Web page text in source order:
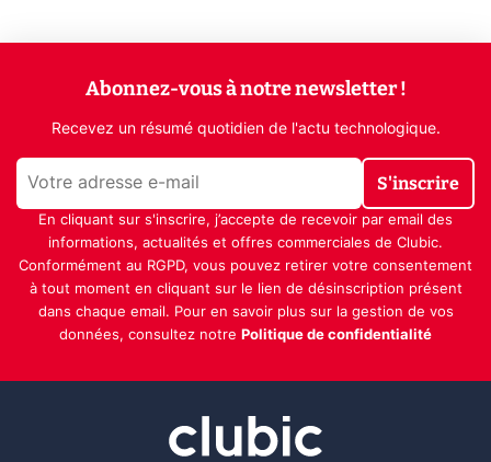
Abonnez-vous à notre newsletter !
Recevez un résumé quotidien de l'actu technologique.
S'inscrire
En cliquant sur s'inscrire, j’accepte de recevoir par email des
informations, actualités et offres commerciales de Clubic.
Conformément au RGPD, vous pouvez retirer votre consentement
à tout moment en cliquant sur le lien de désinscription présent
dans chaque email. Pour en savoir plus sur la gestion de vos
données, consultez notre Politique de confidentialité